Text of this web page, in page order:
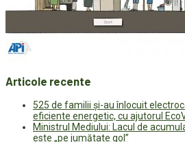
Articole recente
525 de familii și-au înlocuit
eficiente energetic, cu ajutorul
Ministrul Mediului: Lacul de
este „pe jumătate gol”